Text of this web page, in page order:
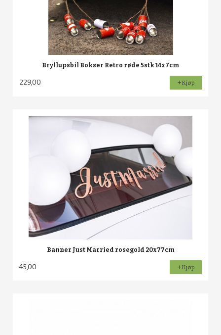
Bryllupsbil Bokser Retro røde 5stk 14x7cm
229,00 Kjøp
Banner Just Married rosegold 20x77cm
45,00 Kjøp